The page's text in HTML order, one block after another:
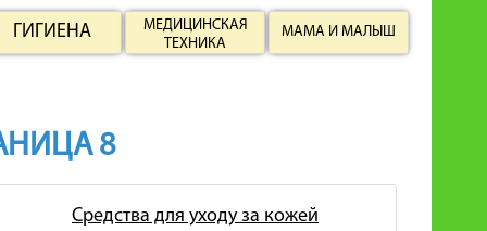
ГИГИЕНА
МЕДИЦИНСКАЯ
ТЕХНИКА
МАМА И МАЛЫШ
8
Средства для уходу за кожей